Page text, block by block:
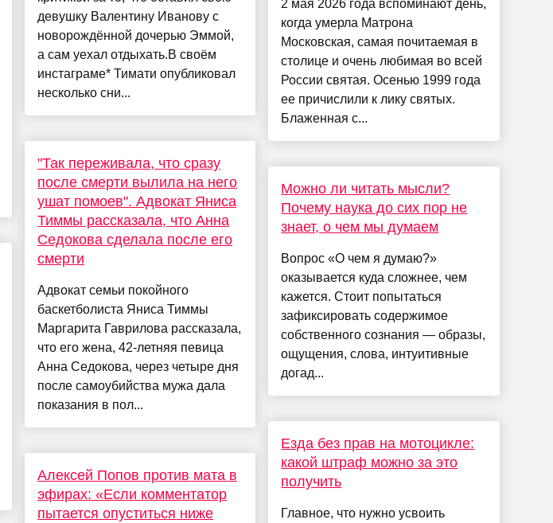
девушку Валентину Иванову с
новорождённой дочерью Эммой,
а сам уехал отдыхать.В своём
инстаграме* Тимати опубликовал
несколько сни...
"Так переживала, что сразу
после смерти вылила на него
ушат помоев". Адвокат Яниса
Тиммы рассказала, что Анна
Седокова сделала после его
смерти
Адвокат семьи покойного
баскетболиста Яниса Тиммы
Маргарита Гаврилова рассказала,
что его жена, 42-летняя певица
Анна Седокова, через четыре дня
после самоубийства мужа дала
показания в пол...
Алексей Попов против мата в
эфирах: «Если комментатор
пытается опуститься ниже
2 мая 2026 года вспоминают день,
когда умерла Матрона
Московская, самая почитаемая в
столице и очень любимая во всей
России святая. Осенью 1999 года
ее причислили к лику святых.
Блаженная с...
Можно ли читать мысли?
Почему наука до сих пор не
знает, о чем мы думаем
Вопрос «О чем я думаю?»
оказывается куда сложнее, чем
кажется. Стоит попытаться
зафиксировать содержимое
собственного сознания — образы,
ощущения, слова, интуитивные
догад...
Езда без прав на мотоцикле:
какой штраф можно за это
получить
Главное, что нужно усвоить